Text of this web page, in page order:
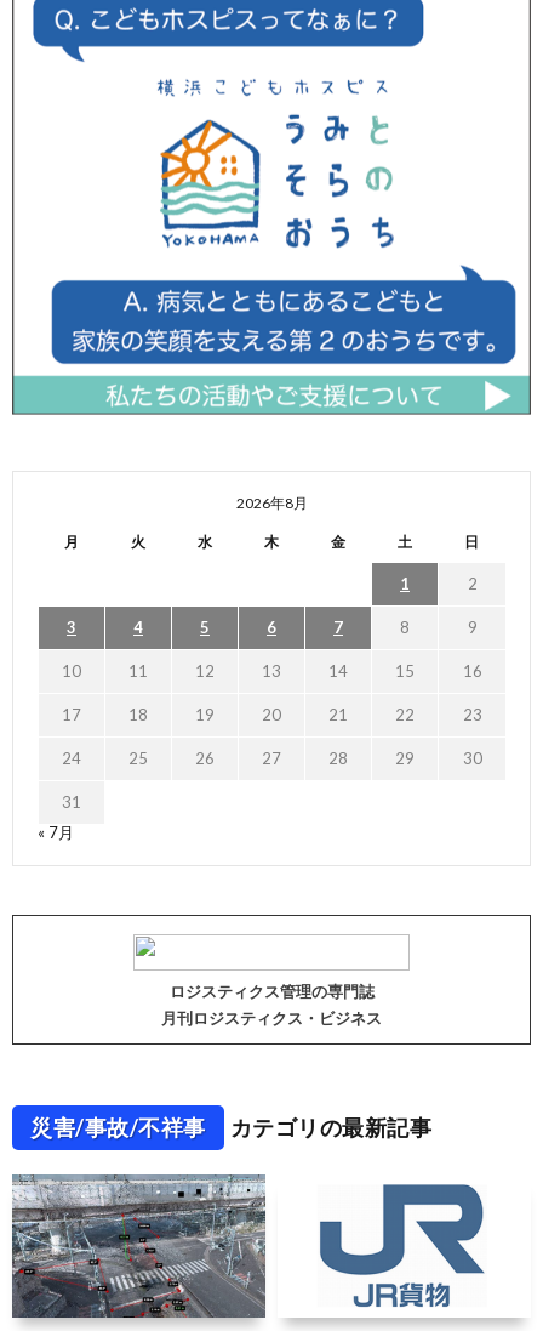
2026年8月
月 火 水 木 金 土 日
1 2
3 4 5 6 7 8 9
10 11 12 13 14 15 16
17 18 19 20 21 22 23
24 25 26 27 28 29 30
31
« 7月
ロジスティクス管理の専門誌
月刊ロジスティクス・ビジネス
災害/事故/不祥事 カテゴリの最新記事